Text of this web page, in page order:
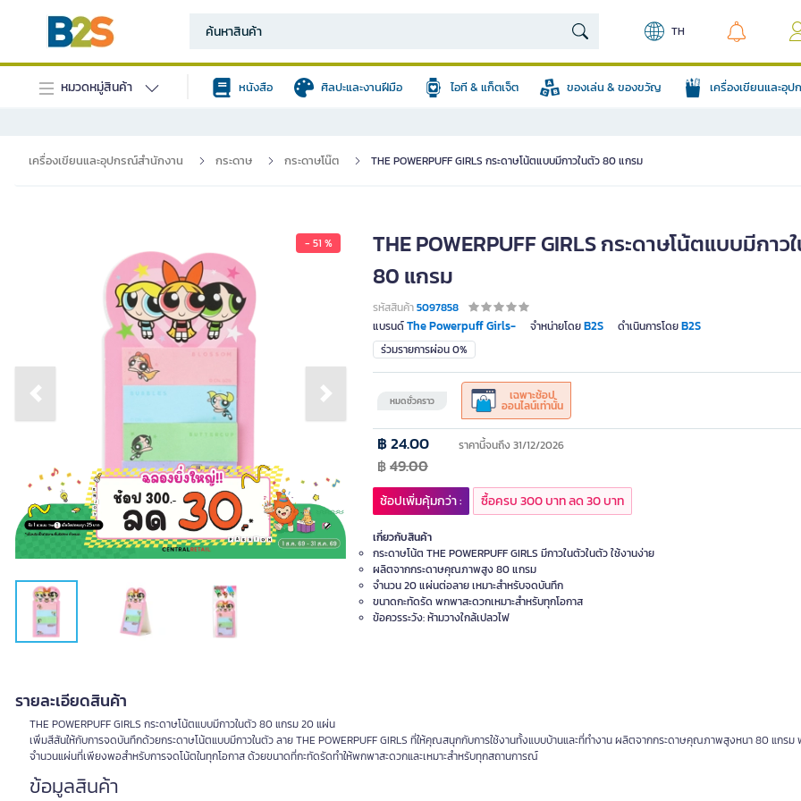
TH
หมวดหมู่สินค้า หนังสือ ศิลปะและงานฝีมือ ไอที & แก็ตเจ็ต ของเล่น & ของขวัญ เครื่องเขียนและอุ
เครื่องเขียนและอุปกรณ์สำนักงาน กระดาษ กระดาษโน๊ต THE POWERPUFF GIRLS กระดาษโน้ตแบบมีกาวในตัว 80 แกรม
- 51 %
Previous slide Next slide
THE POWERPUFF GIRLS กระดาษโน้ตแบบมีกาว
80 แกรม
รหัสสินค้า5097858
แบรนด์The Powerpuff Girls- จำหน่ายโดยB2S ดำเนินการโดยB2S
ร่วมรายการผ่อน 0%
หมดชั่วคราว เฉพาะช้อป
ออนไลน์เท่านั้น
฿ 24.00 ราคานี้จนถึง 31/12/2026
฿49.00
ช้อปเพิ่มคุ้มกว่า : ซื้อครบ 300 บาท ลด 30 บาท
เกี่ยวกับสินค้า
กระดาษโน้ต THE POWERPUFF GIRLS มีกาวในตัวในตัว ใช้งานง่าย
ผลิตจากกระดาษคุณภาพสูง 80 แกรม
จำนวน 20 แผ่นต่อลาย เหมาะสำหรับจดบันทึก
ขนาดกะทัดรัด พกพาสะดวกเหมาะสำหรับทุกโอกาส
ข้อควรระวัง: ห้ามวางใกล้เปลวไฟ
รายละเอียดสินค้า
THE POWERPUFF GIRLS กระดาษโน้ตแบบมีกาวในตัว 80 แกรม 20 แผ่น
เพิ่มสีสันให้กับการจดบันทึกด้วยกระดาษโน้ตแบบมีกาวในตัว ลาย THE POWERPUFF GIRLS ที่ให้คุณสนุกกับการใช้งานทั้งแบบบ้านและที่ทำงาน ผลิตจากกระดาษคุณภาพสูงหนา 80 แกรม
จำนวนแผ่นที่เพียงพอสำหรับการจดโน้ตในทุกโอกาส ด้วยขนาดที่กะทัดรัดทำให้พกพาสะดวกและเหมาะสำหรับทุกสถานการณ์
ข้อมูลสินค้า